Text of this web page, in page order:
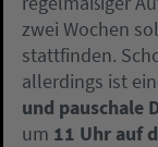
zwei Wochen
stattfinden.
allerdings ist
und pauschale
um 11 Uhr auf